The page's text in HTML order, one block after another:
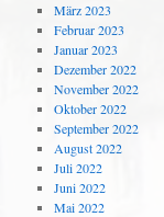
März 2023
Februar 2023
Januar 2023
Dezember 2022
November 2022
Oktober 2022
September 2022
August 2022
Juli 2022
Juni 2022
Mai 2022